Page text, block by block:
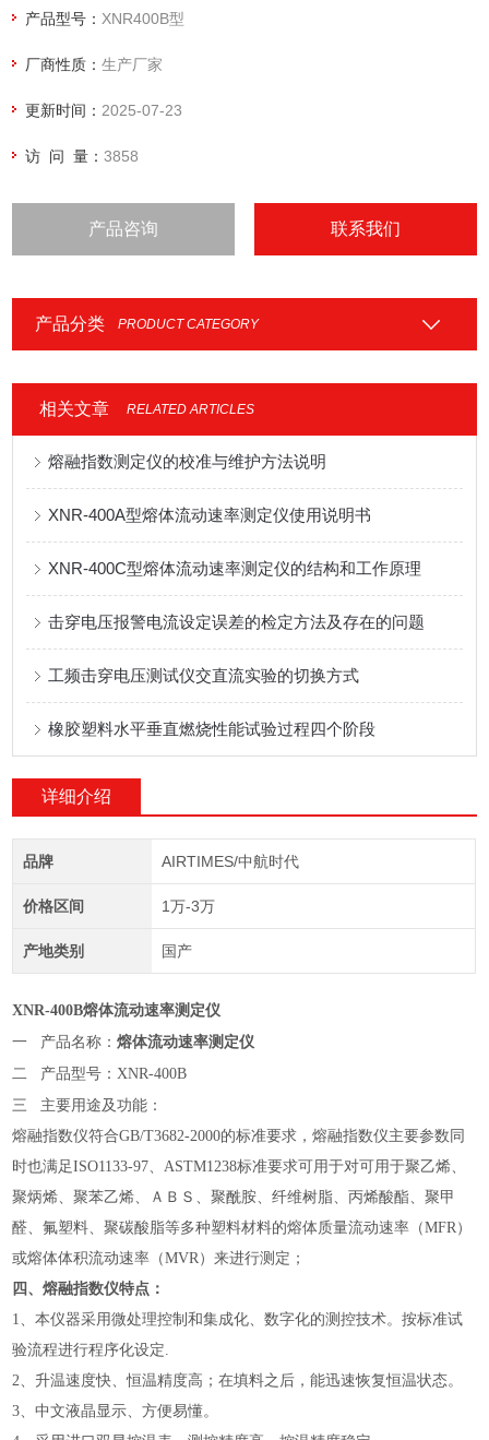
动速率（MVR）来进行测定；
产品型号： XNR400B型
厂商性质：生产厂家
更新时间： 2025-07-23
访 问 量：3858
产品咨询 联系我们
产品分类 PRODUCT CATEGORY
相关文章 RELATED ARTICLES
熔融指数测定仪的校准与维护方法说明
XNR-400A型熔体流动速率测定仪使用说明书
XNR-400C型熔体流动速率测定仪的结构和工作原理
击穿电压报警电流设定误差的检定方法及存在的问题
工频击穿电压测试仪交直流实验的切换方式
橡胶塑料水平垂直燃烧性能试验过程四个阶段
详细介绍
品牌 AIRTIMES/中航时代
价格区间 1万-3万
产地类别 国产
XNR-400B熔体流动速率测定仪
一
产品名称：熔体流动速率测定仪
二
产品型号：XNR-400B
三
主要用途及功能：
熔融指数仪符合GB/T3682-2000的标准要求，熔融指数仪主要参数同
时也满足ISO1133-97、ASTM1238标准要求可用于对可用于聚乙烯、
聚炳烯、聚苯乙烯、ＡＢＳ、聚酰胺、纤维树脂、丙烯酸酯、聚甲
醛、氟塑料、聚碳酸脂等多种塑料材料的熔体质量流动速率（MFR）
或熔体体积流动速率（MVR）来进行测定；
四、熔融指数仪特点：
1、本仪器采用微处理控制和集成化、数字化的测控技术。按标准试
验流程进行程序化设定.
2、升温速度快、恒温精度高；在填料之后，能迅速恢复恒温状态。
3、中文液晶显示、方便易懂。